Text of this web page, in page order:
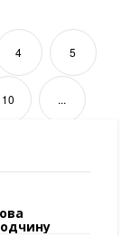
4 5
10 ...